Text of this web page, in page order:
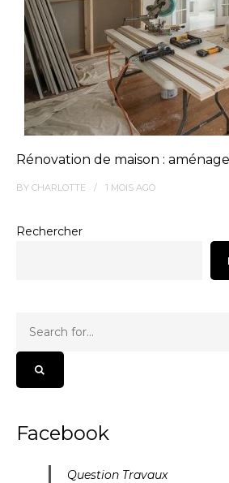
Rénovation de maison :
BY CHARLOTTE 1 MOIS AGO
Rechercher
Facebook
Question Travaux